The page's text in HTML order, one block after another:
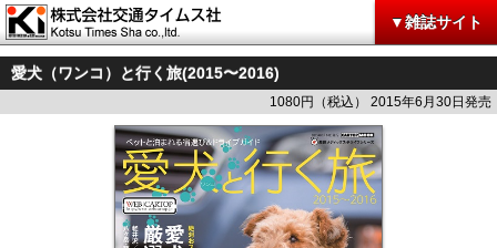
▼雑誌サイト
愛犬（ワンコ）と行く旅(2015〜2016)
1080円（税込） 2015年6月30日発売